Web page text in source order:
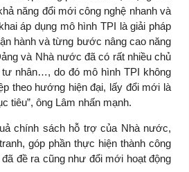
năng đổi mới công nghệ nhanh và
áp dụng mô hình TPI là giải pháp
hành và từng bước nâng cao năng
và Nhà nước đã có rất nhiều chủ
nhân…, do đó mô hình TPI không
theo hướng hiện đại, lấy đổi mới là
tiêu”, ông Lâm nhấn mạnh.
chính sách hỗ trợ của Nhà nước,
góp phần thực hiện thành công
đề ra cũng như đổi mới hoạt động